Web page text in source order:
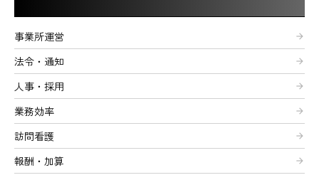
事業所運営 arrow_forward
法令・通知 arrow_forward
人事・採用 arrow_forward
業務効率 arrow_forward
訪問看護 arrow_forward
報酬・加算 arrow_forward